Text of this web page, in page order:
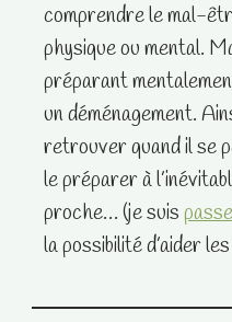
comprendre le mal-
physique ou mental.
préparant
un déménagement.
retrouver quand il se
le préparer à
proche… (je suis
la possibilité d’aider